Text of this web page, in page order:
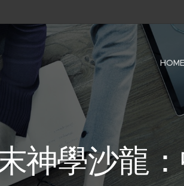
HOME
神學沙龍